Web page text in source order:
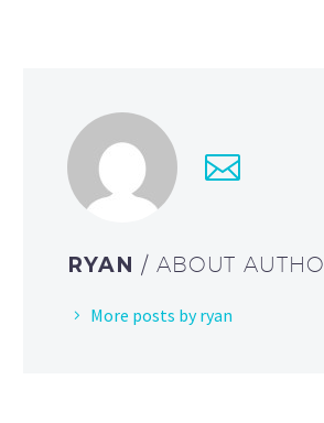
RYAN / ABOUT
More posts by ryan